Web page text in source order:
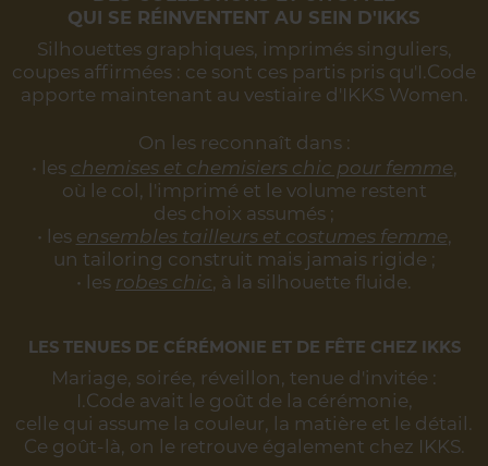
QUI SE RÉINVENTENT AU SEIN D'IKKS
Silhouettes graphiques, imprimés singuliers,
coupes affirmées : ce sont ces partis pris qu'I.Code
apporte maintenant au vestiaire d'IKKS Women.
On les reconnaît dans :
• les chemises et chemisiers chic pour femme,
où le col, l'imprimé et le volume restent
des choix assumés ;
• les ensembles tailleurs et costumes femme,
un tailoring construit mais jamais rigide ;
• les robes chic, à la silhouette fluide.
LES TENUES DE CÉRÉMONIE ET DE FÊTE CHEZ IKKS
Mariage, soirée, réveillon, tenue d'invitée :
I.Code avait le goût de la cérémonie,
celle qui assume la couleur, la matière et le détail.
Ce goût-là, on le retrouve également chez IKKS.